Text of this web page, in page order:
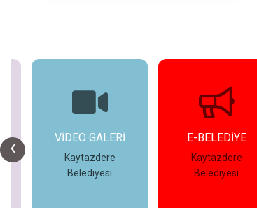
‹ E-BELEDİYE
Kaytazdere
Belediyesi
ETKİNLİKLER
Kaytazdere
Belediyesi